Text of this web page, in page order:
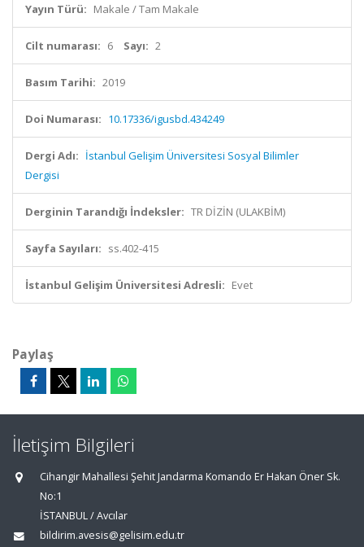
Yayın Türü: Makale / Tam Makale
Cilt numarası: 6 Sayı: 2
Basım Tarihi: 2019
Doi Numarası: 10.17336/igusbd.434249
Dergi Adı: İstanbul Gelişim Üniversitesi Sosyal Bilimler
Dergisi
Derginin Tarandığı İndeksler: TR DİZİN (ULAKBİM)
Sayfa Sayıları: ss.402-415
İstanbul Gelişim Üniversitesi Adresli: Evet
Paylaş
İletişim Bilgileri
Cihangir Mahallesi Şehit Jandarma Komando Er Hakan Öner Sk.
No:1
İSTANBUL / Avcılar
bildirim.avesis@gelisim.edu.tr